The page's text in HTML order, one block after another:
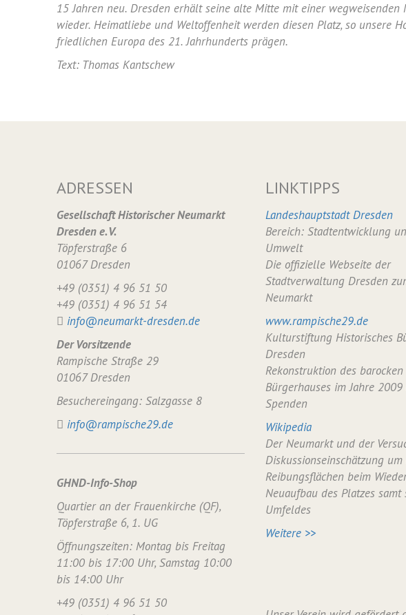
15 Jahren neu. Dresden erhält seine alte Mitte mit einer wegweisenden
wieder. Heimatliebe und Weltoffenheit werden diesen Platz, so unsere
friedlichen Europa des 21. Jahrhunderts prägen.
Text: Thomas Kantschew
ADRESSEN
Gesellschaft Historischer Neumarkt
Dresden e. V.
Töpferstraße 6
01067 Dresden
+49 (0351) 4 96 51 50
+49 (0351) 4 96 51 54
info@neumarkt-dresden.de
Der Vorsitzende
Rampische Straße 29
01067 Dresden
Besuchereingang: Salzgasse 8
info@rampische29.de
GHND-Info-Shop
Quartier an der Frauenkirche (QF),
Töpferstraße 6, 1. UG
Öffnungszeiten: Montag bis Freitag
11:00 bis 17:00 Uhr, Samstag 10:00
bis 14:00 Uhr
+49 (0351) 4 96 51 50
LINKTIPPS
Landeshauptstadt Dresden
Bereich: Stadtentwicklung
Umwelt
Die offizielle Webseite der
Stadtverwaltung Dresden
Neumarkt
www.rampische29.de
Kulturstiftung Historisches
Dresden
Rekonstruktion des barocken
Bürgerhauses im Jahre
Spenden
Wikipedia
Der Neumarkt und der
Diskussionseinschätzung um
Reibungsflächen beim
Neuaufbau des Platzes samt
Umfeldes
Weitere >>